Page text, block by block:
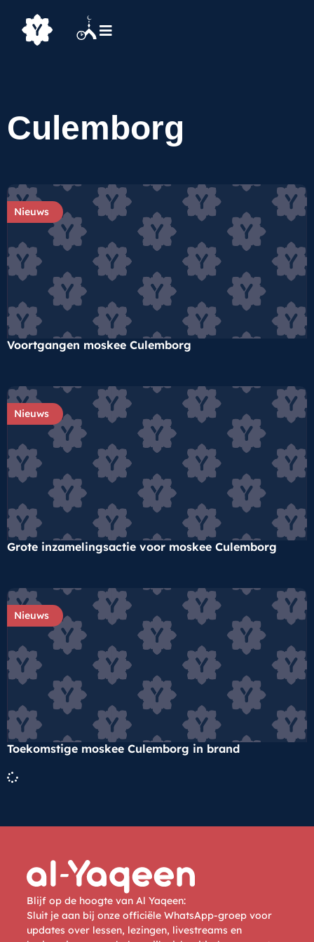
Culemborg
Nieuws
Voortgangen moskee Culemborg
Nieuws
Grote inzamelingsactie voor moskee Culemborg
Nieuws
Toekomstige moskee Culemborg in brand
Blijf op de hoogte van Al Yaqeen:
Sluit je aan bij onze officiële WhatsApp-groep voor
updates over lessen, lezingen, livestreams en